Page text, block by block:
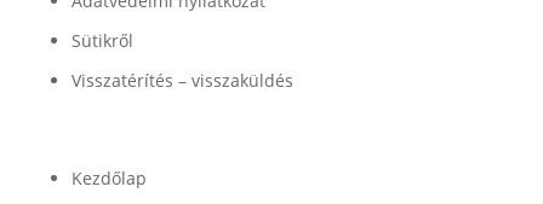
Sütikről
Visszatérítés – visszaküldés
Kezdőlap